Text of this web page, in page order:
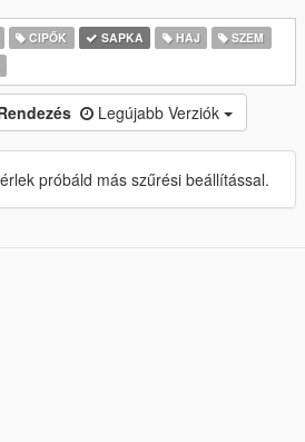
CIPŐK SAPKA HAJ
SZEM
Legújabb Verziók
próbáld más szűrési beállítással.